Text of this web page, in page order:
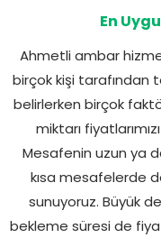
En
Ahmetli ambar
birçok kişi tarafından
belirlerken birçok
miktarı
Mesafenin uzun ya
kısa mesafelerde
sunuyoruz. Büyük
bekleme süresi de